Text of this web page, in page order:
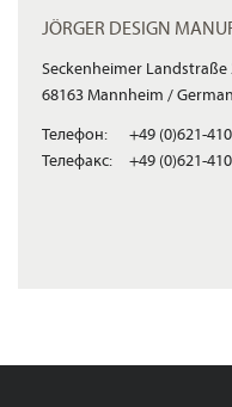
JÖRGER DESIGN
Seckenheimer Landstraße
68163 Mannheim /
Телефон:
+49 (0)621-
Телефакс:
+49 (0)621-